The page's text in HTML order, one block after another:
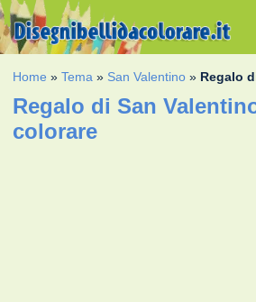
Home »Tema » San Valentino » Regalo
Regalo di San
colorare